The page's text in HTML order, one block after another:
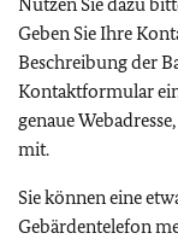
Geben Sie Ihre
Beschreibung der
Kontaktformular
genaue
mit.
Sie können eine
Gebärdentelefon